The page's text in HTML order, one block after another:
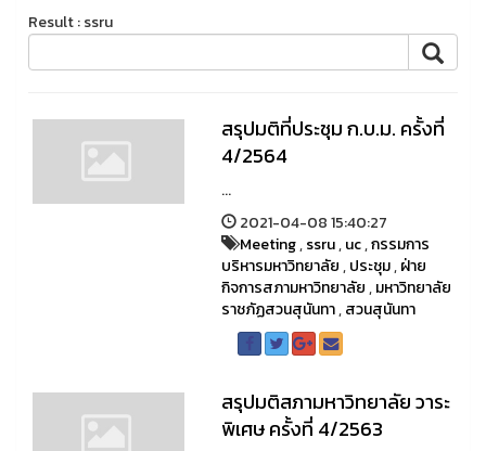
Result : ssru
สรุปมติที่ประชุม ก.บ.ม. ครั้งที่
4/2564
...
2021-04-08 15:40:27
Meeting,ssru,uc,กรรมการ
บริหารมหาวิทยาลัย,ประชุม,ฝ่าย
กิจการสภามหาวิทยาลัย,มหาวิทยาลัย
ราชภัฏสวนสุนันทา,สวนสุนันทา
สรุปมติสภามหาวิทยาลัย วาระ
พิเศษ ครั้งที่ 4/2563